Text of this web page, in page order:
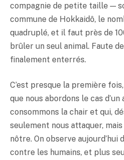
compagnie de petite taille —
commune de Hokkaidô, le
quadruplé, et il faut près de
brûler un seul animal. Faute
finalement enterrés.
C’est presque la première
que nous abordons le cas
consommons la chair et qui,
seulement nous attaquer,
nôtre. On observe aujourd’hui
contre les humains, et plus